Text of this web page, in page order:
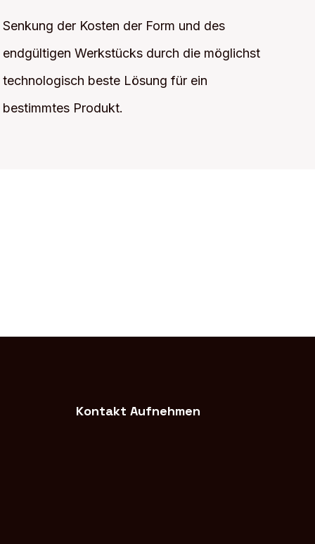
Senkung der Kosten der Form und des
endgültigen Werkstücks durch die möglichst
technologisch beste Lösung für ein
bestimmtes Produkt.
Kontakt Aufnehmen